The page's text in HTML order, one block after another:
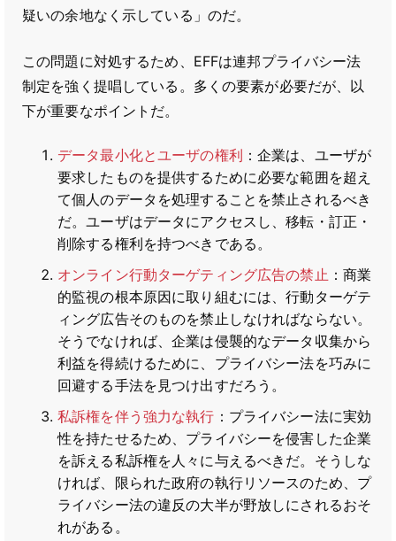
疑いの余地なく示している」のだ。
この問題に対処するため、EFFは連邦プライバシー法
制定を強く提唱している。多くの要素が必要だが、以
下が重要なポイントだ。
データ最小化とユーザの権利 ：企業は、ユーザが
要求したものを提供するために必要な範囲を超え
て個人のデータを処理することを禁止されるべき
だ。ユーザはデータにアクセスし、移転・訂正・
削除する権利を持つべきである。
オンライン行動ターゲティング広告の禁止 ：商業
的監視の根本原因に取り組むには、行動ターゲテ
ィング広告そのものを禁止しなければならない。
そうでなければ、企業は侵襲的なデータ収集から
利益を得続けるために、プライバシー法を巧みに
回避する手法を見つけ出すだろう。
私訴権を伴う強力な執行 ：プライバシー法に実効
性を持たせるため、プライバシーを侵害した企業
を訴える私訴権を人々に与えるべきだ。そうしな
ければ、限られた政府の執行リソースのため、プ
ライバシー法の違反の大半が野放しにされるおそ
れがある。